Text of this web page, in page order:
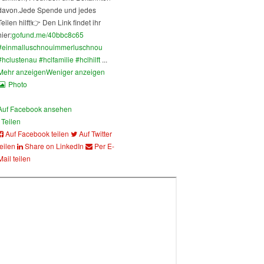
Jede Spende und jedes
hilft!👉 Den Link findet ihr
gofund.me/40bbc8c65
#hclfamilie#hclhilft ...
anzeigenWeniger anzeigen
Photo
Facebook ansehen
Teilen
Auf Facebook teilen
Auf Twitter
Share on LinkedIn
Per E-
teilen